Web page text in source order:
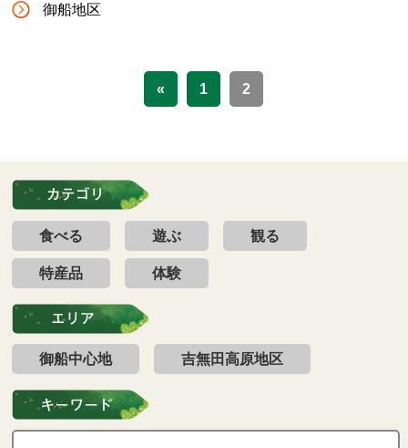
御船地区
« 1 2
食べる 遊ぶ 観る
特産品 体験
御船中心地 吉無田高原地区